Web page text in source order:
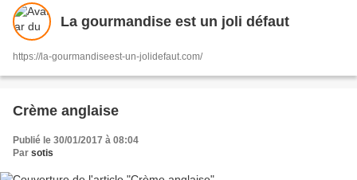
La gourmandise est un joli défaut
https://la-gourmandiseest-un-jolidefaut.com/
Crème anglaise
Publié le 30/01/2017 à 08:04
Par sotis